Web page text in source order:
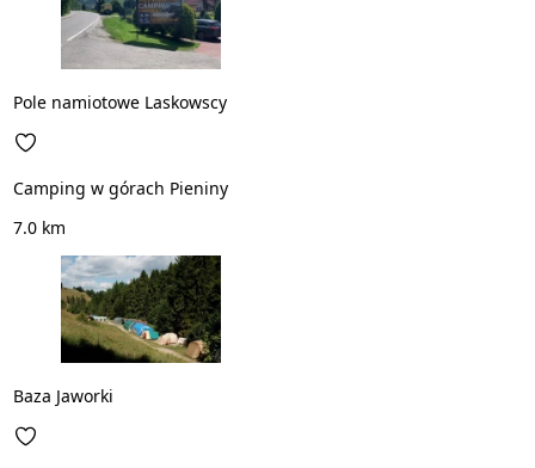
Pole namiotowe Laskowscy
Camping w górach Pieniny
7.0 km
Baza Jaworki